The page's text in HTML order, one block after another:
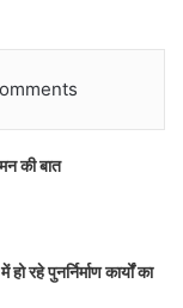
की बात
रहे पुनर्निर्माण कार्यों का